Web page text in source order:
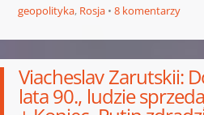
geopolityka, Rosja 8 komentarzy
Viacheslav Zarutskii:
lata 90., ludzie